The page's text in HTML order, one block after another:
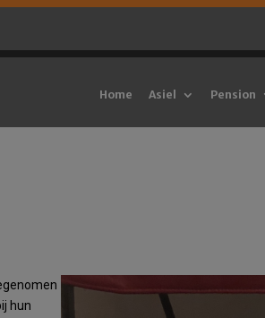
Home Asiel Pension
hun